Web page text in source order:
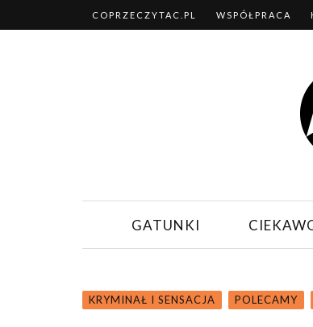
COPRZECZYTAC.PL WSPÓŁPRACA
GATUNKI
KRYMINAŁ I SENSACJA POLECAMY